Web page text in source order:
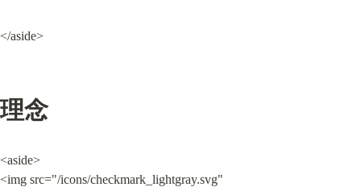
</aside>
理念
<aside>
<img src="/icons/checkmark_lightgray.svg"